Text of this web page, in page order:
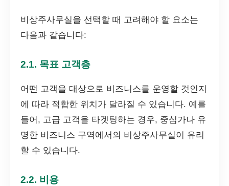
비상주사무실을 선택할 때 고려해야 할 요소는
다음과 같습니다:
2.1. 목표 고객층
어떤 고객을 대상으로 비즈니스를 운영할 것인지
에 따라 적합한 위치가 달라질 수 있습니다. 예를
들어, 고급 고객을 타겟팅하는 경우, 중심가나 유
명한 비즈니스 구역에서의 비상주사무실이 유리
할 수 있습니다.
2.2. 비용